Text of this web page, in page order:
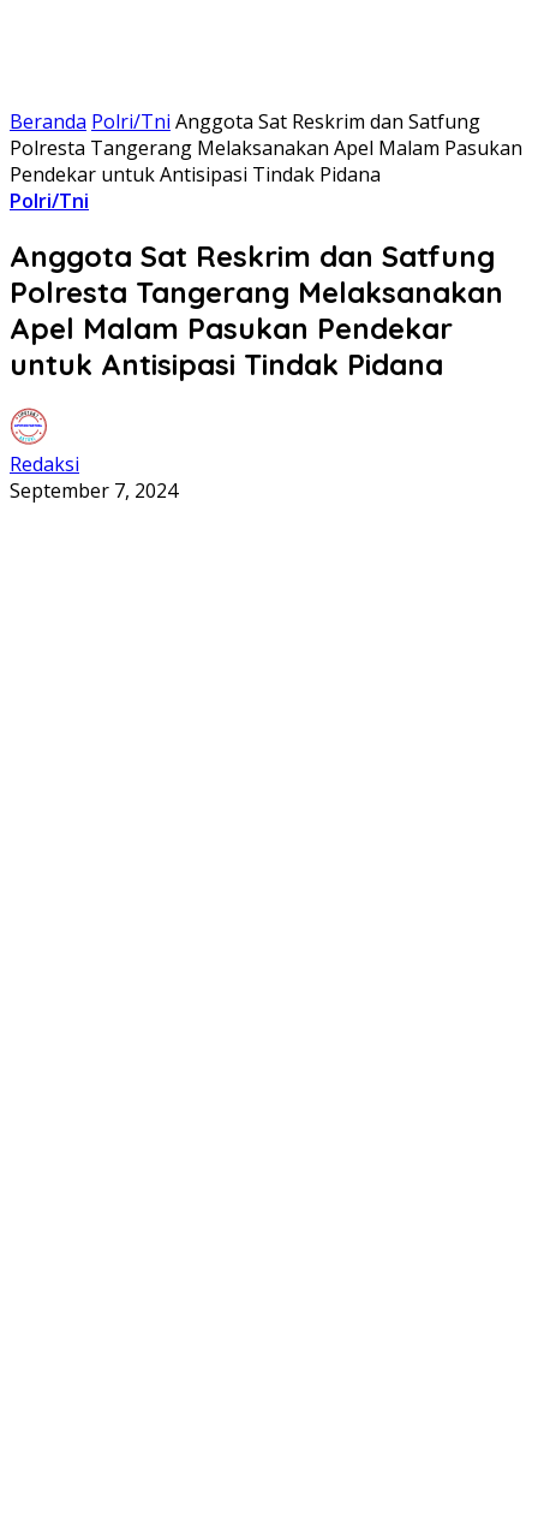
Beranda Polri/Tni Anggota Sat Reskrim dan Satfung
Polresta Tangerang Melaksanakan Apel Malam Pasukan
Pendekar untuk Antisipasi Tindak Pidana
Polri/Tni
Anggota Sat Reskrim dan Satfung
Polresta Tangerang Melaksanakan
Apel Malam Pasukan Pendekar
untuk Antisipasi Tindak Pidana
Redaksi
September 7, 2024